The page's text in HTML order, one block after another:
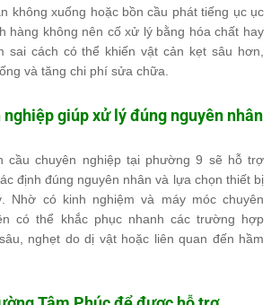
không xuống hoặc bồn cầu phát tiếng ục ục
hàng không nên cố xử lý bằng hóa chất hay
sai cách có thể khiến vật cản kẹt sâu hơn,
và tăng chi phí sửa chữa.
nghiệp giúp xử lý đúng nguyên nhân
cầu chuyên nghiệp tại phường 9 sẽ hỗ trợ
định đúng nguyên nhân và lựa chọn thiết bị
Nhờ có kinh nghiệm và máy móc chuyên
có thể khắc phục nhanh các trường hợp
nghẹt do dị vật hoặc liên quan đến hầm